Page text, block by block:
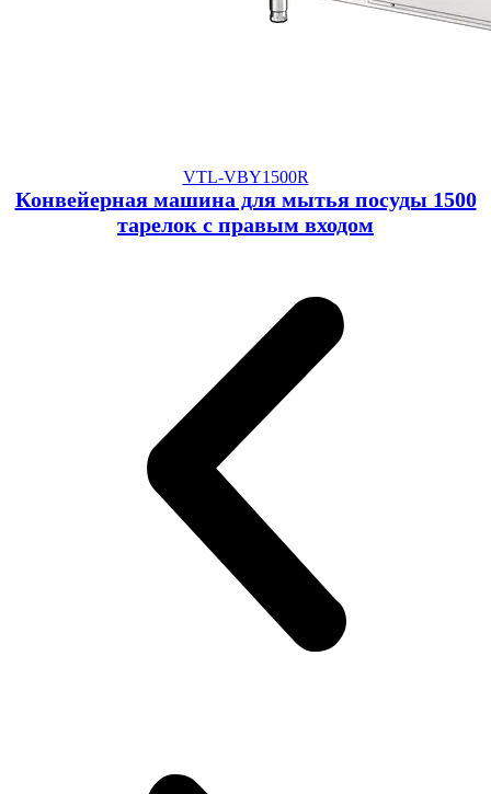
VTL-VBY1500R
Конвейерная машина для мытья посуды 1500
тарелок с правым входом